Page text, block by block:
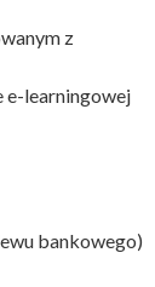
z
e-learningowej
bankowego)